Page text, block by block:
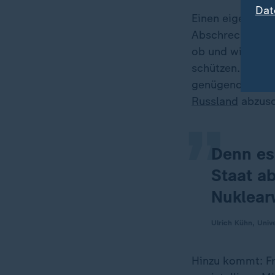
Einen
Abschreckung
ob und wie
schützen.
genügend
Russland
Denn
Staat
„
Hinzu kommt: